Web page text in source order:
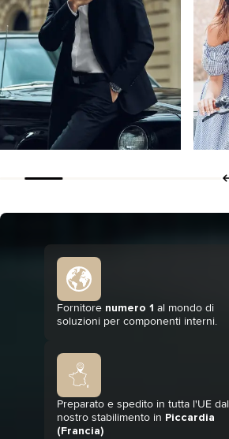
Fornitore numero 1 al mondo di
soluzioni per componenti interni.
Preparato e spedito in tutta l'UE dal
nostro stabilimento in Piccardia
(Francia)